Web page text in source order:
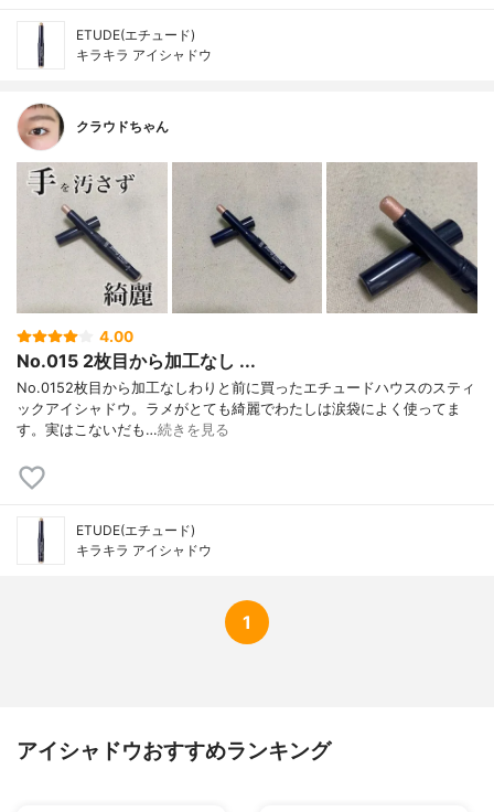
ETUDE(エチュード)
キラキラ アイシャドウ
クラウドちゃん
4.00
No.015 2枚目から加工なし ...
No.0152枚目から加工なしわりと前に買ったエチュードハウスのスティ
ックアイシャドウ。ラメがとても綺麗でわたしは涙袋によく使ってま
す。実はこないだも…続きを見る
ETUDE(エチュード)
キラキラ アイシャドウ
1
アイシャドウおすすめランキング